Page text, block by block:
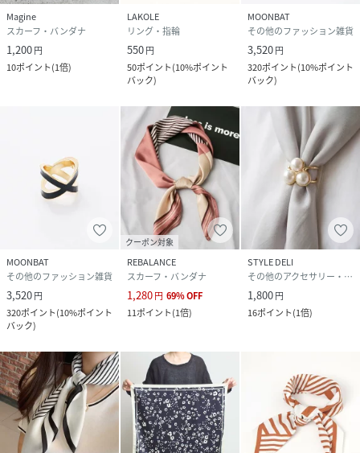
Magine
スカーフ・バンダナ
1,200円
10ポイント(1倍)
LAKOLE
リング・指輪
550円
50ポイント(10%ポイント
バック)
MOONBAT
その他のファッション雑貨
3,520円
320ポイント(10%ポイント
バック)
MOONBAT
その他のファッション雑貨
3,520円
320ポイント(10%ポイント
バック)
クーポン対象
REBALANCE
スカーフ・バンダナ
1,280円 69%OFF
11ポイント(1倍)
STYLE DELI
その他のアクセサリー・腕時計
1,800円
16ポイント(1倍)